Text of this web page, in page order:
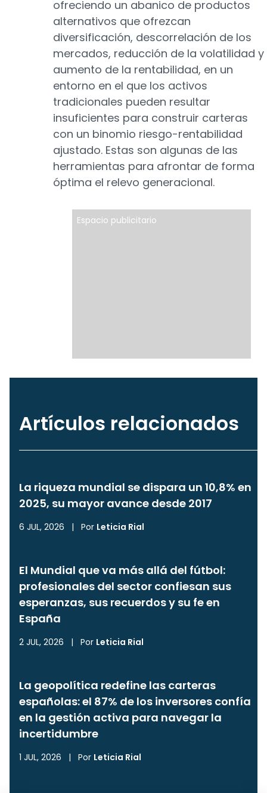
ofreciendo un abanico de productos
alternativos que ofrezcan
diversificación, descorrelación de los
mercados, reducción de la volatilidad y
aumento de la rentabilidad, en un
entorno en el que los activos
tradicionales pueden resultar
insuficientes para construir carteras
con un binomio riesgo-rentabilidad
ajustado. Estas son algunas de las
herramientas para afrontar de forma
óptima el relevo generacional.
Espacio publicitario
Artículos relacionados
La riqueza mundial se dispara un 10,8% en
2025, su mayor avance desde 2017
6 JUL, 2026 | Por Leticia Rial
El Mundial que va más allá del fútbol:
profesionales del sector confiesan sus
esperanzas, sus recuerdos y su fe en
España
2 JUL, 2026 | Por Leticia Rial
La geopolítica redefine las carteras
españolas: el 87% de los inversores confía
en la gestión activa para navegar la
incertidumbre
1 JUL, 2026 | Por Leticia Rial